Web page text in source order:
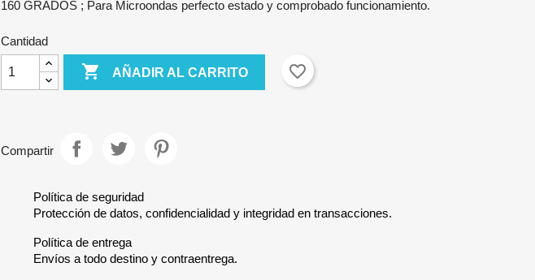
160 GRADOS ; Para Microondas perfecto estado y comprobado funcionamiento.
Cantidad
 AÑADIR AL CARRITO favorite_border
Compartir
Política de seguridad
Protección de datos, confidencialidad y integridad en transacciones.
Política de entrega
Envíos a todo destino y contraentrega.